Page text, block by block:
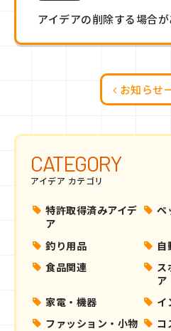
アイデアの削除する場合が
お知らせ
CATEGORY
アイデア カテゴリ
特許取得済みアイデ
ア
ペ
釣り用品
自
食品関連
ス
ア
家電・機器
イ
ファッション・小物
コ